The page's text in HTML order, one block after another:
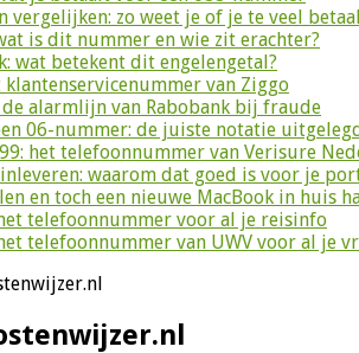
vergelijken: zo weet je of je te veel
is dit nummer en wie zit erachter?
wat betekent dit engelengetal?
klantenservicenummer van Ziggo
de alarmlijn van Rabobank bij fraude
06-nummer: de juiste notatie
het telefoonnummer van Verisure
waarom dat goed is voor je
en toch een nieuwe MacBook in huis
telefoonnummer voor al je reisinfo
telefoonnummer van UWV voor al je